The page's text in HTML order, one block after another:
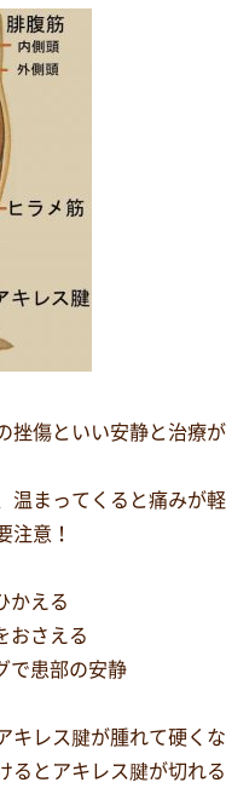
挫傷といい安静と治療
温まってくると痛みが軽
注意！
かえる
おさえる
で患部の安静
キレス腱が腫れて硬く
るとアキレス腱が切れ